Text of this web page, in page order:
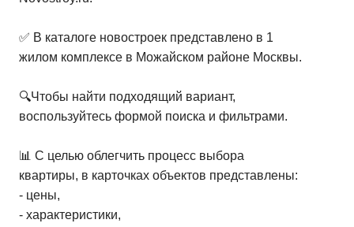
✅ В каталоге новостроек представлено в 1
жилом комплексе в Можайском районе Москвы.
🔍Чтобы найти подходящий вариант,
воспользуйтесь формой поиска и фильтрами.
📊 С целью облегчить процесс выбора
квартиры, в карточках объектов представлены:
- цены,
- характеристики,